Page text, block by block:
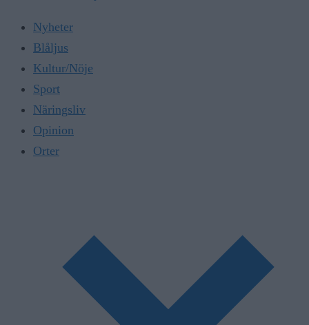
Nyheter
Blåljus
Kultur/Nöje
Sport
Näringsliv
Opinion
Orter